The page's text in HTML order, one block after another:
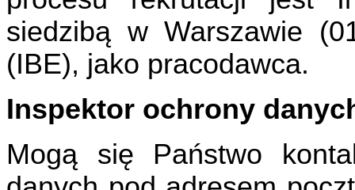
siedzibą w Warszawie
(IBE), jako pracodawca.
Inspektor ochrony
Mogą się Państwo